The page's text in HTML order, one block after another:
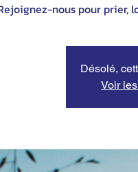
nous pour prier,
Désolé,
Voir